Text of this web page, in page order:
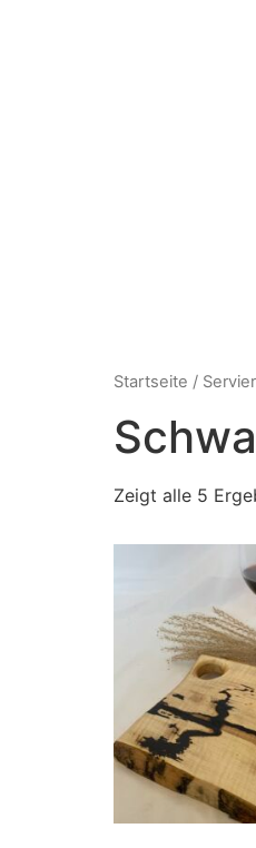
Startseite /
Zeigt alle 5